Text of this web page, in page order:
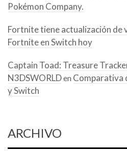
Pokémon Company.
Fortnite tiene actualización de
Fortnite en Switch hoy
Captain Toad: Treasure
N3DSWORLDen Comparativa
y Switch
ARCHIVO